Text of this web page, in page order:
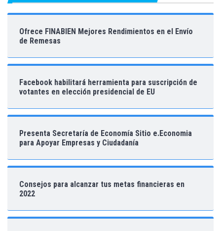
Ofrece FINABIEN Mejores Rendimientos en el Envío
de Remesas
Facebook habilitará herramienta para suscripción de
votantes en elección presidencial de EU
Presenta Secretaría de Economía Sitio e.Economia
para Apoyar Empresas y Ciudadanía
Consejos para alcanzar tus metas financieras en
2022